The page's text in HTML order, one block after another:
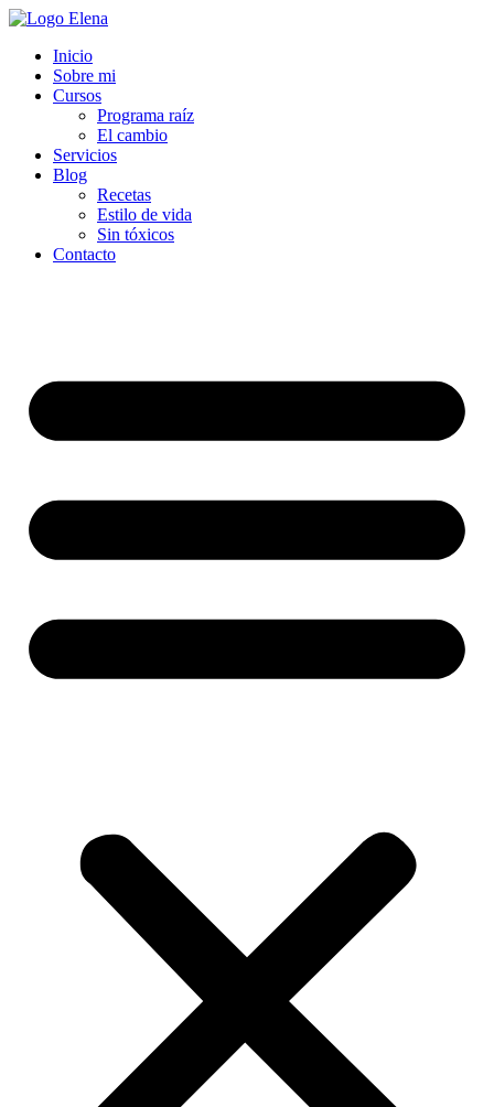
Inicio
Sobre mi
Cursos
Programa raíz
El cambio
Servicios
Blog
Recetas
Estilo de vida
Sin tóxicos
Contacto